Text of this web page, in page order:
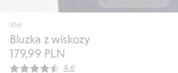
Xlnt
Bluzka z wiskozy
179,99 PLN
Średnia ocena:
4.6